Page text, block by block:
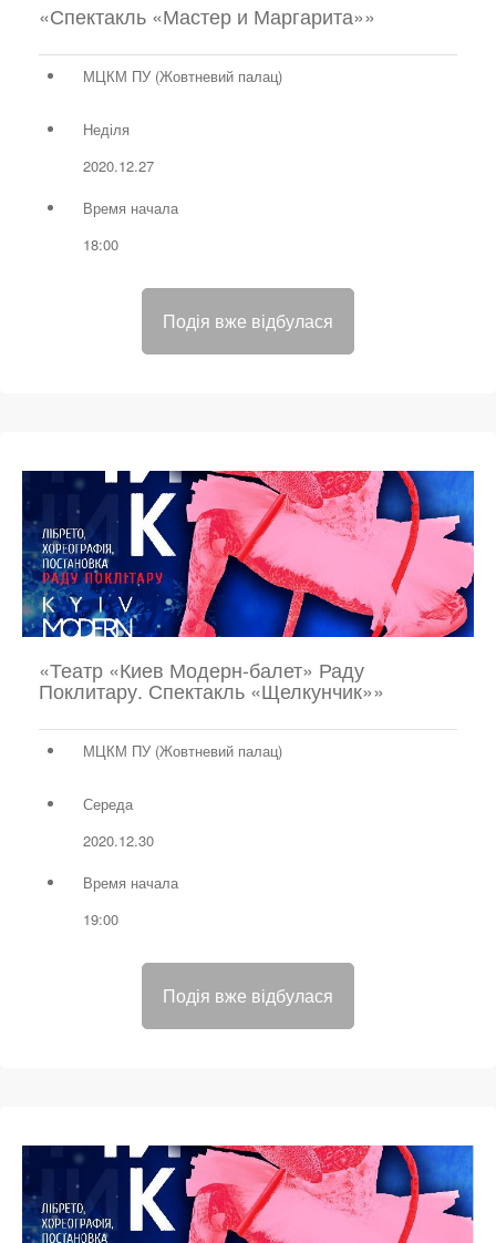
«Спектакль «Мастер и Маргарита»»
МЦКМ ПУ (Жовтневий палац)
Неділя
2020.12.27
Время начала
18:00
Подія вже відбулася
«Театр «Киев Модерн-балет» Раду
Поклитару. Спектакль «Щелкунчик»»
МЦКМ ПУ (Жовтневий палац)
Середа
2020.12.30
Время начала
19:00
Подія вже відбулася